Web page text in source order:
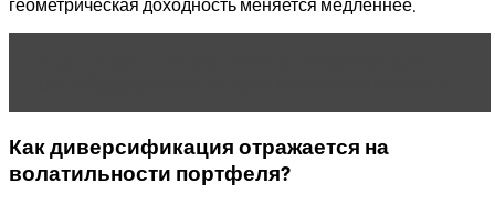
Как диверсификация отражается на
волатильности портфеля?